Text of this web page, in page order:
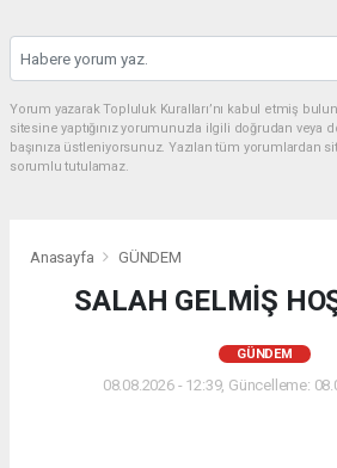
Yorum yazarak Topluluk Kuralları’nı kabul etmiş
sitesine yaptığınız yorumunuzla ilgili doğrudan veya
başınıza üstleniyorsunuz. Yazılan tüm yorumlardan
sorumlu tutulamaz.
Anasayfa GÜNDEM
SALAH GELMİŞ
GÜNDEM
08.08.2026 - 12:39, Güncelleme: